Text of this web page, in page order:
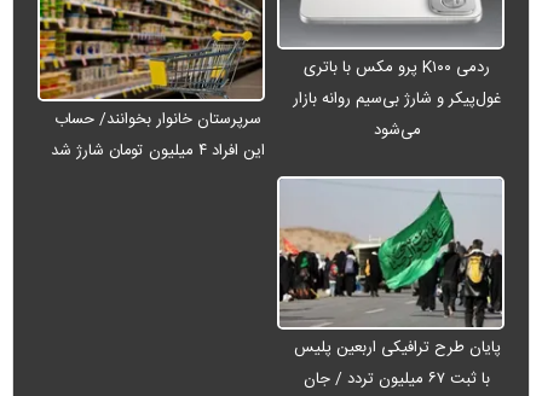
ردمی K۱۰۰ پرو مکس با باتری
غول‌پیکر و شارژ بی‌سیم روانه بازار
می‌شود
سرپرستان خانوار بخوانند/ حساب
این افراد ۴ میلیون تومان شارژ شد
پایان طرح ترافیکی اربعین پلیس
با ثبت ۶۷ میلیون تردد / جان